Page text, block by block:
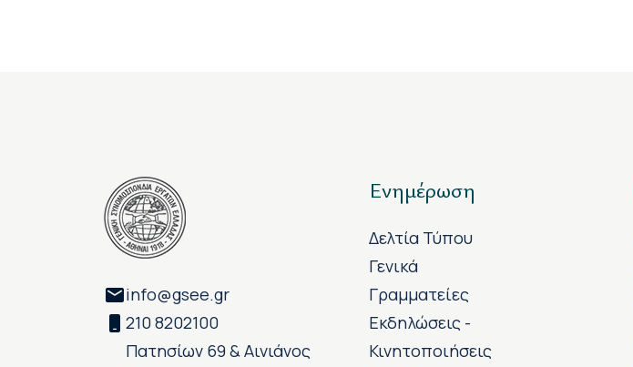
info@gsee.gr
210 8202100
Πατησίων 69 & Αινιάνος
Ενημέρωση
Δελτία Τύπου
Γενικά
Γραμματείες
Εκδηλώσεις -
Κινητοποιήσεις